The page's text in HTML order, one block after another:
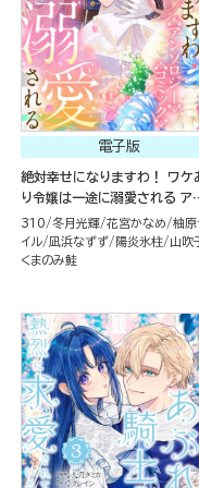
電子版
絶対幸せになりますわ！ ワケ
り令嬢は一途に溺愛される ア
ロジーコミック
310 冬月光輝 花宮かなめ
柚原
イル
凪浜なずず 陽炎氷柱
山吹
くまのみ鮭